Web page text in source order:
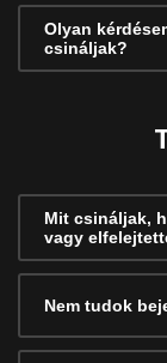
Olyan
csináljak?
Mit csináljak,
vagy
Nem tudok